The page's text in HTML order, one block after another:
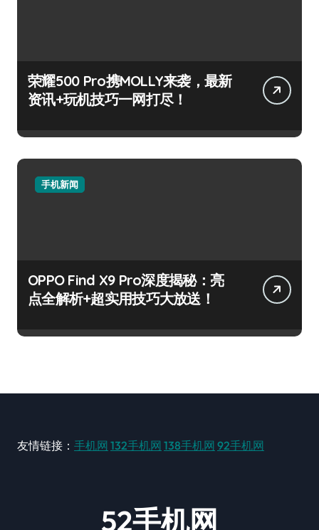
荣耀500 Pro携MOLLY来袭，最新
资讯+玩机技巧一网打尽！
手机新闻
OPPO Find X9 Pro深度揭秘：亮
点全解析+超实用技巧大放送！
友情链接： 手机网 132手机网 138手机网 92手机网
52手机网